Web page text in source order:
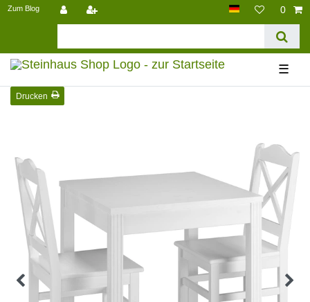
Zum Blog 0
☰
Drucken